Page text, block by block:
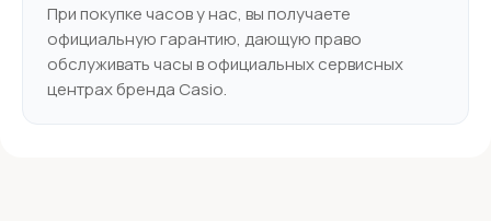
При покупке часов у нас, вы получаете
официальную гарантию, дающую право
обслуживать часы в официальных сервисных
центрах бренда Casio.